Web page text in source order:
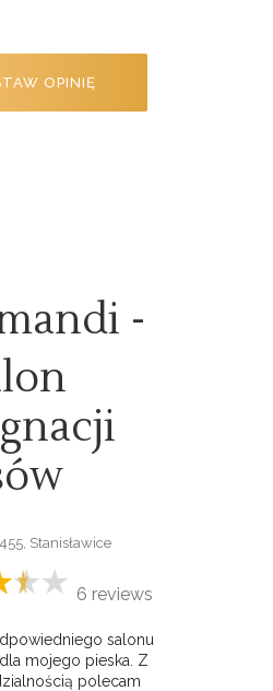
OPINIĘ
-
Stanisławice
6 reviews
salonu
mojego pieska. Z
polecam